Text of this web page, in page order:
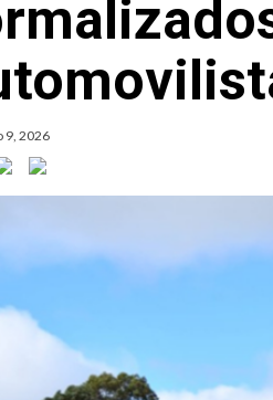
9, 2026